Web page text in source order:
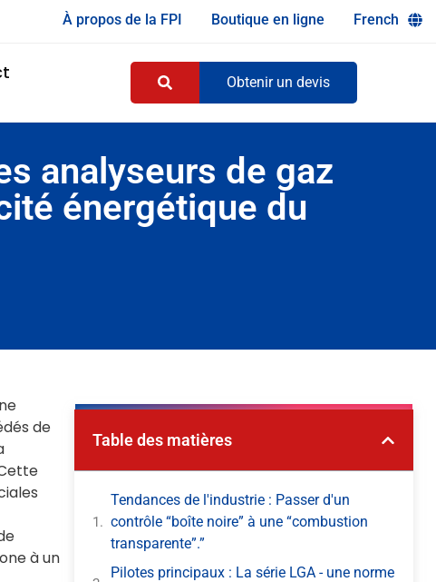
À propos de la FPI Boutique en ligne French
Obtenir un devis
analyseurs de gaz
énergétique du
de
à un
Table des matières
Tendances de l'industrie : Passer d'un
contrôle “boîte noire” à une “combustion
transparente”.”
Pilotes principaux : La série LGA - une norme